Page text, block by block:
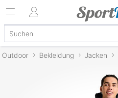
Outdoor Bekleidung Jacken